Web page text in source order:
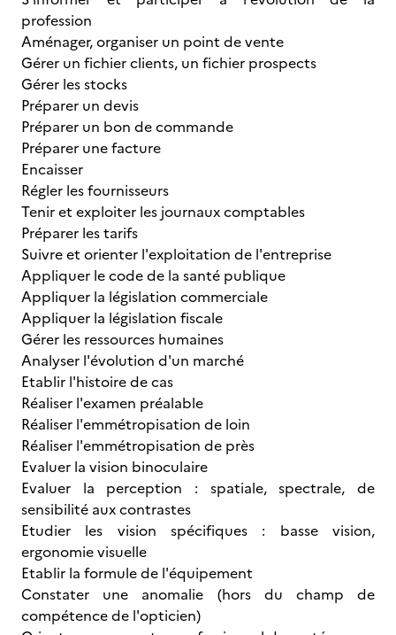
profession
Aménager, organiser un point de vente
Gérer un fichier clients, un fichier prospects
Gérer les stocks
Préparer un devis
Préparer un bon de commande
Préparer une facture
Encaisser
Régler les fournisseurs
Tenir et exploiter les journaux comptables
Préparer les tarifs
Suivre et orienter l'exploitation de l'entreprise
Appliquer le code de la santé publique
Appliquer la législation commerciale
Appliquer la législation fiscale
Gérer les ressources humaines
Analyser l'évolution d'un marché
Etablir l'histoire de cas
Réaliser l'examen préalable
Réaliser l'emmétropisation de loin
Réaliser l'emmétropisation de près
Evaluer la vision binoculaire
Evaluer la perception : spatiale, spectrale, de
sensibilité aux contrastes
Etudier les vision spécifiques : basse vision,
ergonomie visuelle
Etablir la formule de l'équipement
Constater une anomalie (hors du champ de
compétence de l'opticien)